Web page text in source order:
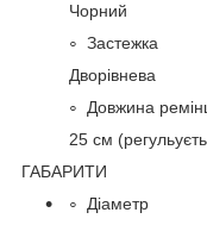
Чорний
Застежка
Дворівнева
Довжина
25 см
ГАБАРИТИ
Діаметр